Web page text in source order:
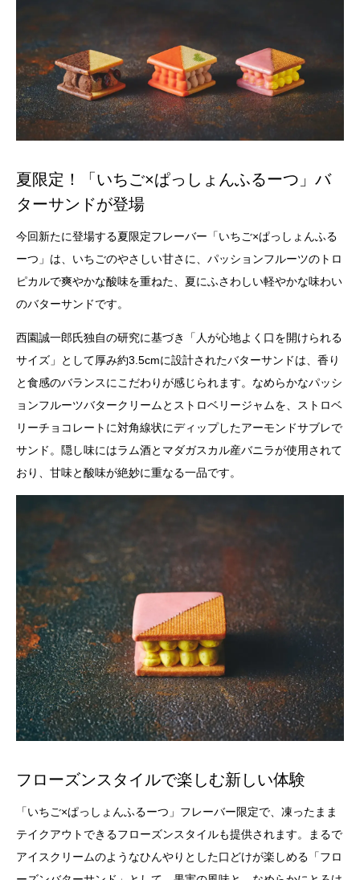
夏限定！「いちご×ぱっしょんふるーつ」バ
ターサンドが登場
今回新たに登場する夏限定フレーバー「いちご×ぱっしょんふる
ーつ」は、いちごのやさしい甘さに、パッションフルーツのトロ
ピカルで爽やかな酸味を重ねた、夏にふさわしい軽やかな味わい
のバターサンドです。
西園誠一郎氏独自の研究に基づき「人が心地よく口を開けられる
サイズ」として厚み約3.5cmに設計されたバターサンドは、香り
と食感のバランスにこだわりが感じられます。なめらかなパッシ
ョンフルーツバタークリームとストロベリージャムを、ストロベ
リーチョコレートに対角線状にディップしたアーモンドサブレで
サンド。隠し味にはラム酒とマダガスカル産バニラが使用されて
おり、甘味と酸味が絶妙に重なる一品です。
フローズンスタイルで楽しむ新しい体験
「いちご×ぱっしょんふるーつ」フレーバー限定で、凍ったまま
テイクアウトできるフローズンスタイルも提供されます。まるで
アイスクリームのようなひんやりとした口どけが楽しめる「フロ